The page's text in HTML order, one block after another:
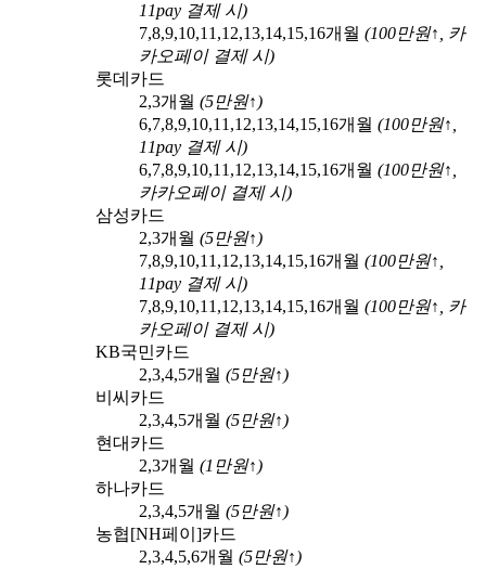
11pay 결제 시)
7,8,9,10,11,12,13,14,15,16개월 (100만원↑, 카
카오페이결제 시)
롯데카드
2,3개월 (5만원↑)
6,7,8,9,10,11,12,13,14,15,16개월 (100만원↑,
11pay 결제 시)
6,7,8,9,10,11,12,13,14,15,16개월 (100만원↑,
카카오페이결제 시)
삼성카드
2,3개월 (5만원↑)
7,8,9,10,11,12,13,14,15,16개월 (100만원↑,
11pay 결제 시)
7,8,9,10,11,12,13,14,15,16개월 (100만원↑, 카
카오페이결제 시)
KB국민카드
2,3,4,5개월 (5만원↑)
비씨카드
2,3,4,5개월 (5만원↑)
현대카드
2,3개월 (1 만원↑)
하나카드
2,3,4,5개월 (5만원↑)
농협[NH페이]카드
2,3,4,5,6개월 (5만원↑)